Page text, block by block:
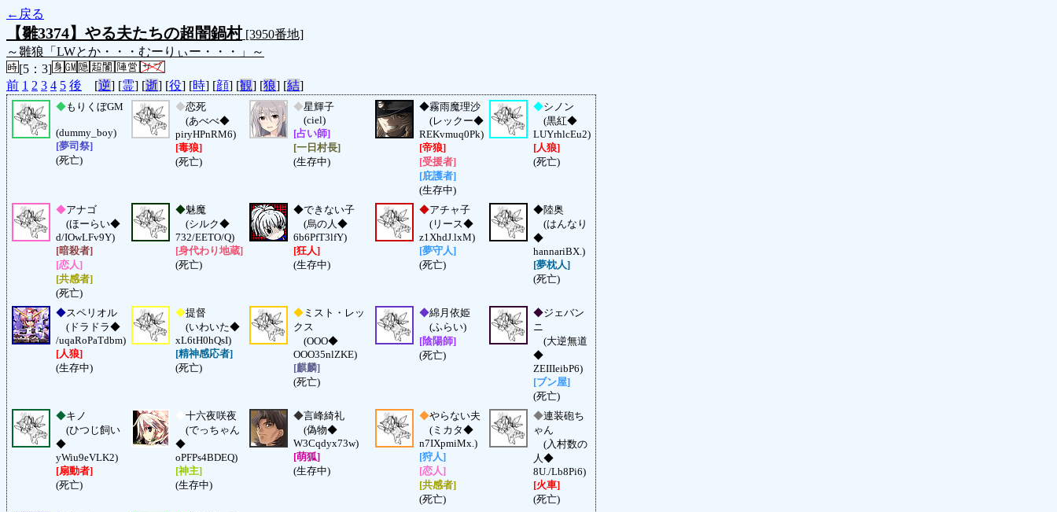
←戻る
【雛3374】やる夫たちの超闇鍋村[3950番地]
～雛狼「LWとか・・・むーりぃー・・・」～
[5：3]
前 1 2 3 4 5 後 [逆] [霊] [逝] [役] [時] [顔] [観] [狼] [結]
◆もりくぼGM
(dummy_boy)
[夢司祭]
(死亡)
◆恋死
(あべべ◆
piryHPnRM6)
[毒狼]
(死亡)
◆星輝子
(ciel)
[占い師]
[一日村長]
(生存中)
◆霧雨魔理沙
(レックー◆
REKvmuq0Pk)
[帝狼]
[受援者]
[庇護者]
(生存中)
◆シノン
(黒紅◆
LUYrhlcEu2)
[人狼]
(死亡)
◆アナゴ
(ほーらい◆
d/IOwLFv9Y)
[暗殺者]
[恋人]
[共感者]
(死亡)
◆魅魔
(シルク◆
732/EETO/Q)
[身代わり地蔵]
(死亡)
◆できない子
(烏の人◆
6b6PfT3lfY)
[狂人]
(生存中)
◆アチャ子
(リース◆
z1XhdJ.lxM)
[夢守人]
(死亡)
◆陸奥
(はんなり
◆
hannariBX.)
[夢枕人]
(死亡)
◆スペリオル
(ドラドラ◆
/uqaRoPaTdbm)
[人狼]
(生存中)
◆提督
(いわいた◆
xL6tH0hQsI)
[精神感応者]
(死亡)
◆ ミスト・レッ
クス
(OOO◆
OOO35nlZKE)
[麒麟]
(死亡)
◆綿月依姫
(ふらい)
[陰陽師]
(死亡)
◆ジェバン
ニ
(大逆無道
◆
ZEIIIeibP6)
[ブン屋]
(死亡)
◆キノ
(ひつじ飼い
◆
yWiu9eVLK2)
[扇動者]
(死亡)
十六夜咲夜
(でっちゃん
◆
oPFPs4BDEQ)
[神主]
(生存中)
◆言峰綺礼
(偽物◆
W3Cqdyx73w)
[萌狐]
(生存中)
◆やらない夫
(ミカタ◆
n7IXpmiMx.)
[狩人]
[恋人]
[共感者]
(死亡)
◆連装砲ち
ゃん
(入村数の
人◆
8U./Lb8Pi6)
[火車]
(死亡)